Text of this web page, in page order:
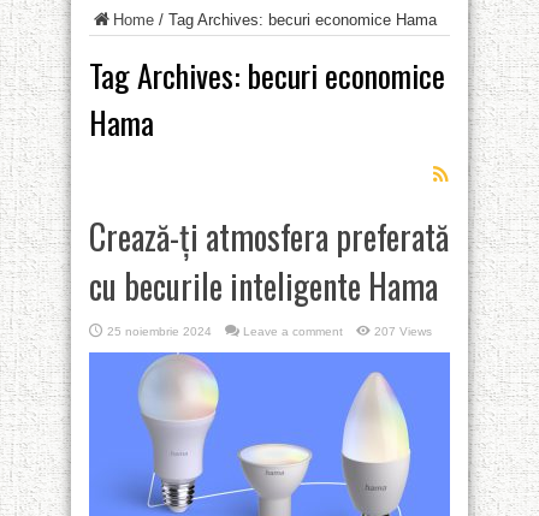
Home / Tag Archives: becuri economice Hama
Tag Archives: becuri economice
Hama
Crează-ți atmosfera preferată
cu becurile inteligente Hama
25 noiembrie 2024 Leave a comment 207 Views